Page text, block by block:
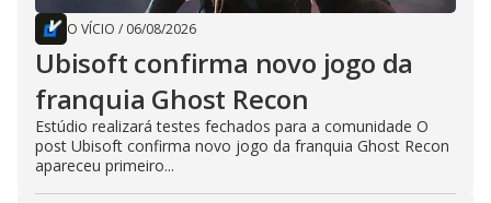
O VÍCIO / 06/08/2026
Ubisoft confirma novo jogo da
franquia Ghost Recon
Estúdio realizará testes fechados para a comunidade O
post Ubisoft confirma novo jogo da franquia Ghost Recon
apareceu primeiro...